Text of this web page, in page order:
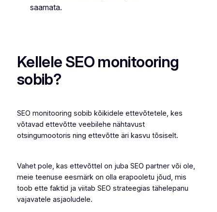
saamata.
Kellele SEO monitooring
sobib?
SEO monitooring sobib kõikidele ettevõtetele, kes
võtavad ettevõtte veebilehe nähtavust
otsingumootoris ning ettevõtte äri kasvu tõsiselt.
Vahet pole, kas ettevõttel on juba SEO partner või ole,
meie teenuse eesmärk on olla erapooletu jõud, mis
toob ette faktid ja viitab SEO strateegias tähelepanu
vajavatele asjaoludele.